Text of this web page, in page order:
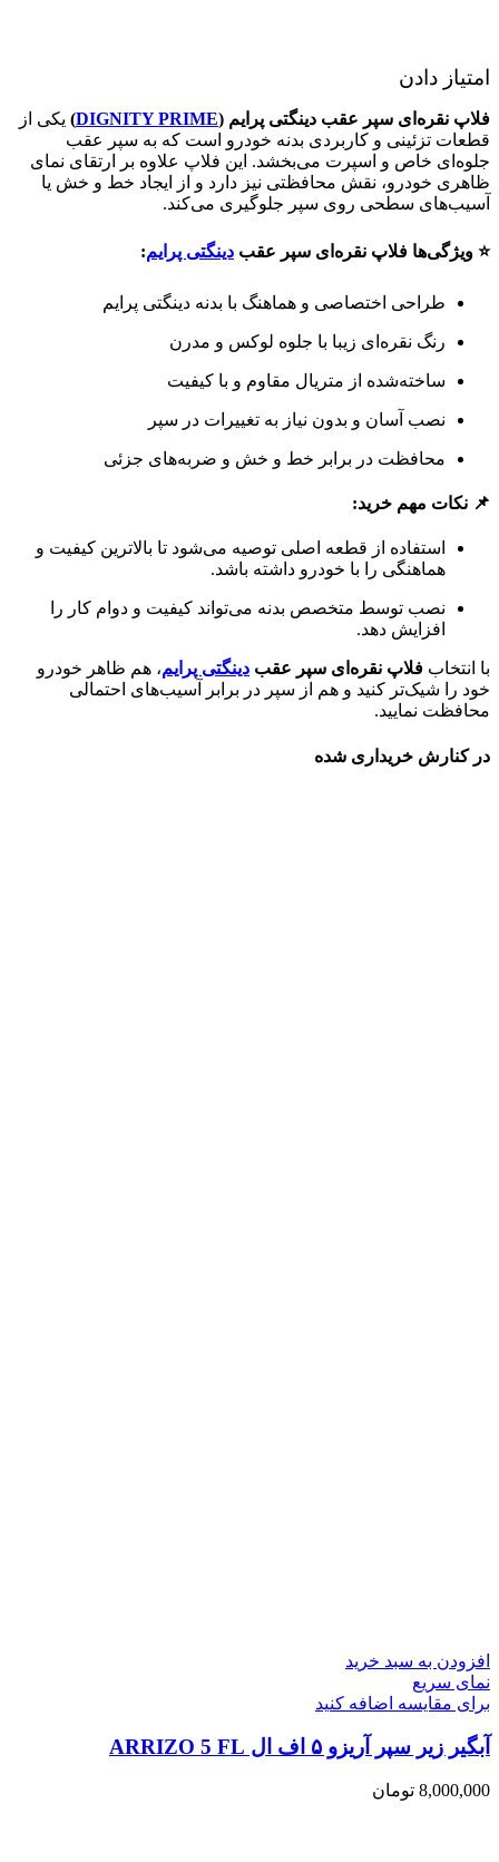
امتیاز دادن
فلاپ نقره‌ای سپر عقب دینگتی پرایم (DIGNITY PRIME
) یکی از
قطعات تزئینی و کاربردی بدنه خودرو است که به سپر عقب
جلوه‌ای خاص و اسپرت می‌بخشد. این فلاپ علاوه بر ارتقای نمای
ظاهری خودرو، نقش محافظتی نیز دارد و از ایجاد خط و خش یا
آسیب‌های سطحی روی سپر جلوگیری می‌کند.
⭐ ویژگی‌ها فلاپ نقره‌ای سپر عقب دینگتی پرایم:
طراحی اختصاصی و هماهنگ با بدنه دینگتی پرایم
رنگ نقره‌ای زیبا با جلوه لوکس و مدرن
ساخته‌شده از متریال مقاوم و با کیفیت
نصب آسان و بدون نیاز به تغییرات در سپر
محافظت در برابر خط و خش و ضربه‌های جزئی
📌 نکات مهم خرید:
استفاده از قطعه اصلی توصیه می‌شود تا بالاترین کیفیت و
هماهنگی را با خودرو داشته باشد.
نصب توسط متخصص بدنه می‌تواند کیفیت و دوام کار را
افزایش دهد.
با انتخاب فلاپ نقره‌ای سپر عقب دینگتی پرایم، هم ظاهر خودرو
خود را شیک‌تر کنید و هم از سپر در برابر آسیب‌های احتمالی
محافظت نمایید.
در کنارش خریداری شده
افزودن به سبد خرید
نمای سریع
برای مقایسه اضافه کنید
آبگیر زیر سپر آریزو ۵ اف ال ARRIZO 5 FL
8,000,000 تومان